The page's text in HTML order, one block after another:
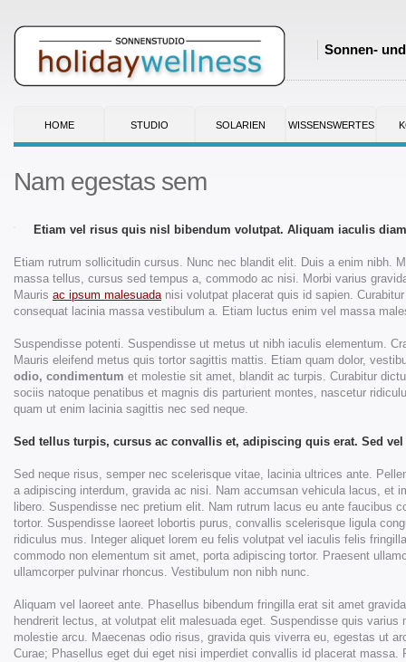
Sonnen-
HOME STUDIO SOLARIEN WISSENSWERTES
Nam egestas sem
Etiam vel risus quis nisl bibendum volutpat. Aliquam iaculis
Etiam rutrum sollicitudin cursus. Nunc nec blandit elit. Duis a enim nibh.
massa tellus, cursus sed tempus a, commodo ac nisi. Morbi varius
Mauris ac ipsum malesuadanisi volutpat placerat quis id sapien.
consequat lacinia massa vestibulum a. Etiam luctus enim vel massa
Suspendisse potenti. Suspendisse ut metus ut nibh iaculis elementum.
Mauris eleifend metus quis tortor sagittis mattis. Etiam quam dolor,
odio, condimentum et molestie sit amet, blandit ac turpis. Curabitur
sociis natoque penatibus et magnis dis parturient montes, nascetur
quam ut enim lacinia sagittis nec sed neque.
Sed tellus turpis, cursus ac convallis et, adipiscing quis erat. Sed
Sed neque risus, semper nec scelerisque vitae, lacinia ultrices ante.
a adipiscing interdum, gravida ac nisi. Nam accumsan vehicula lacus, et
libero. Suspendisse nec pretium elit. Nam rutrum lacus eu ante faucibus
tortor. Suspendisse laoreet lobortis purus, convallis scelerisque ligula
ridiculus mus. Integer aliquet lorem eu felis volutpat vel iaculis felis
commodo non elementum sit amet, porta adipiscing tortor. Praesent
ullamcorper pulvinar rhoncus. Vestibulum non nibh nunc.
Aliquam vel laoreet ante. Phasellus bibendum fringilla erat sit amet
hendrerit lectus, at volutpat elit malesuada eget. Suspendisse quis
molestie arcu. Maecenas odio risus, gravida quis viverra eu, egestas ut
Curae; Phasellus eget dui eget nisi imperdiet convallis id placerat